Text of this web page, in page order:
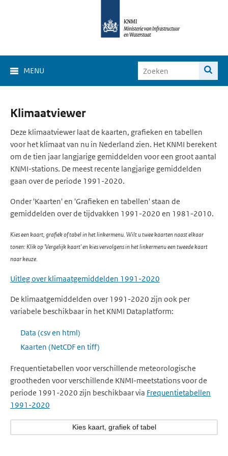
MENU
Klimaat
Viewer
Klimaatviewer
Deze klimaatviewer laat de kaarten, grafieken en tabellen
voor het klimaat van nu in Nederland zien. Het KNMI berekent
om de tien jaar langjarige gemiddelden voor een groot aantal
KNMI-stations. De meest recente langjarige gemiddelden
gaan over de periode 1991-2020.
Onder 'Kaarten' en 'Grafieken en tabellen' staan de
gemiddelden over de tijdvakken 1991-2020 en 1981-2010.
Kies een kaart, grafiek of tabel in het linkermenu. Wilt u twee kaarten naast elkaar
tonen: Klik op 'Vergelijk kaart' en kies vervolgens in het linkermenu een tweede kaart
naar keuze.
Uitleg over klimaatgemiddelden 1991-2020
De klimaatgemiddelden over 1991-2020 zijn ook per
variabele beschikbaar in het KNMI Dataplatform:
Data (csv en html)
Kaarten (NetCDF en tiff)
Frequentietabellen voor verschillende meteorologische
grootheden voor verschillende KNMI-meetstations voor de
periode 1991-2020 zijn beschikbaar via Frequentietabellen
1991-2020
Kies kaart, grafiek of tabel